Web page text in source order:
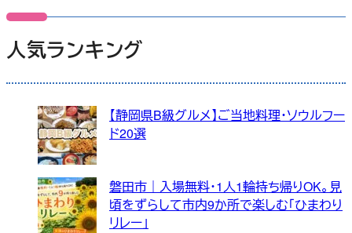
人気ランキング
【静岡県B級グルメ】ご当地料理・ソウルフー
ド20選
磐田市｜入場無料・1人1輪持ち帰りOK。見
頃をずらして市内9か所で楽しむ「ひまわり
リレー」